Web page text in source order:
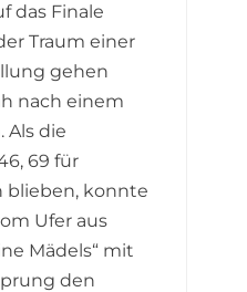
das Finale
Traum einer
gehen
nach einem
Als die
69 für
blieben, konnte
Ufer aus
Mädels“ mit
den